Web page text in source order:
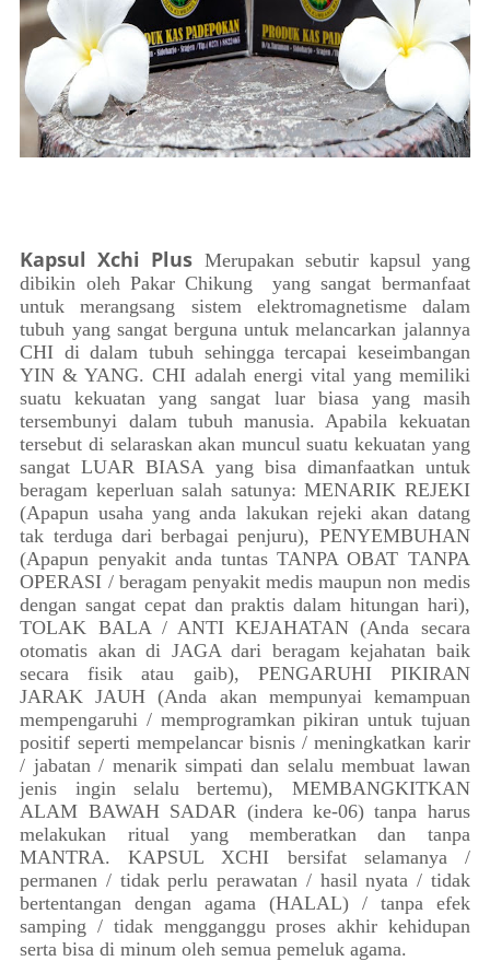
Kapsul Xchi Plus Merupakan sebutir kapsul yang
dibikin oleh Pakar Chikung yang sangat bermanfaat
untuk merangsang sistem elektromagnetisme dalam
tubuh yang sangat berguna untuk melancarkan jalannya
CHI di dalam tubuh sehingga tercapai keseimbangan
YIN & YANG. CHI adalah energi vital yang memiliki
suatu kekuatan yang sangat luar biasa yang masih
tersembunyi dalam tubuh manusia. Apabila kekuatan
tersebut di selaraskan akan muncul suatu kekuatan yang
sangat LUAR BIASA yang bisa dimanfaatkan untuk
beragam keperluan salah satunya: MENARIK REJEKI
(Apapun usaha yang anda lakukan rejeki akan datang
tak terduga dari berbagai penjuru), PENYEMBUHAN
(Apapun penyakit anda tuntas TANPA OBAT TANPA
OPERASI / beragam penyakit medis maupun non medis
dengan sangat cepat dan praktis dalam hitungan hari),
TOLAK BALA / ANTI KEJAHATAN (Anda secara
otomatis akan di JAGA dari beragam kejahatan baik
secara fisik atau gaib), PENGARUHI PIKIRAN
JARAK JAUH (Anda akan mempunyai kemampuan
mempengaruhi / memprogramkan pikiran untuk tujuan
positif seperti mempelancar bisnis / meningkatkan karir
/ jabatan / menarik simpati dan selalu membuat lawan
jenis ingin selalu bertemu), MEMBANGKITKAN
ALAM BAWAH SADAR (indera ke-06) tanpa harus
melakukan ritual yang memberatkan dan tanpa
MANTRA. KAPSUL XCHI bersifat selamanya /
permanen / tidak perlu perawatan / hasil nyata / tidak
bertentangan dengan agama (HALAL) / tanpa efek
samping / tidak mengganggu proses akhir kehidupan
serta bisa di minum oleh semua pemeluk agama.